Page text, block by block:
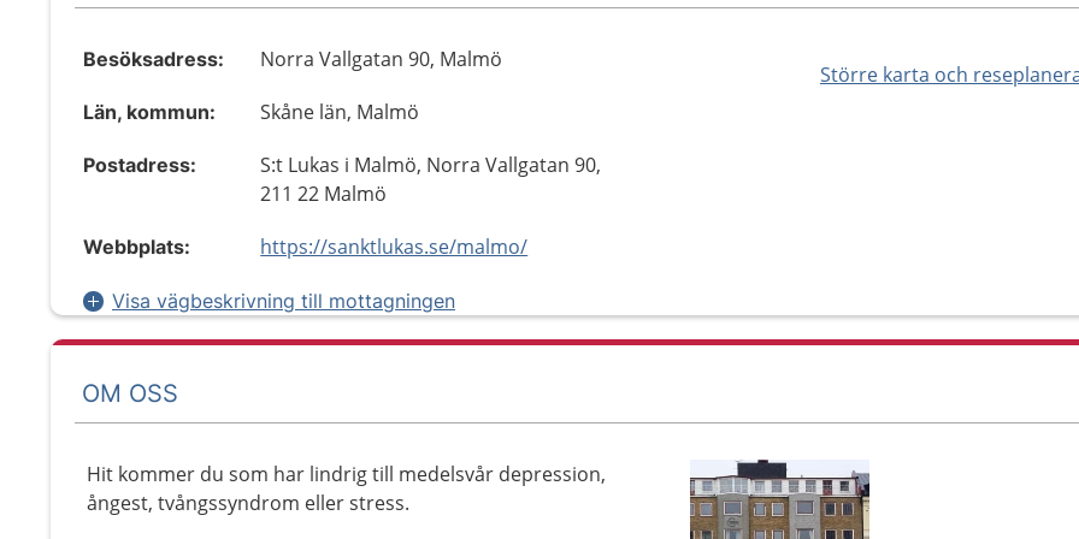
Större karta och
Besöksadress: Norra Vallgatan 90, Malmö
Län, kommun: Skåne län, Malmö
Postadress:
S:t Lukas i Malmö, Norra Vallgatan 90,
211 22 Malmö
Webbplats: https://sanktlukas.se/malmo/
Visa vägbeskrivning till mottagningen
OM OSS
Hit kommer du som har lindrig till medelsvår depression,
ångest, tvångssyndrom eller stress.